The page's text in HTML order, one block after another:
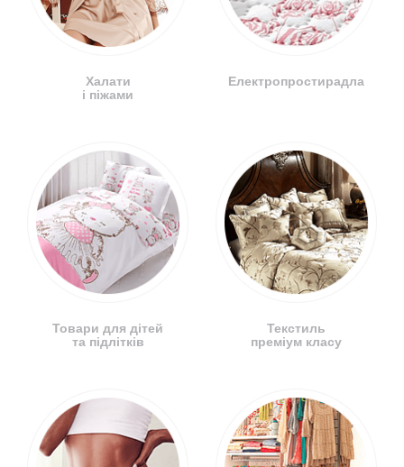
Халати
і піжами
Товари для дітей
та підлітків
Електропростирадла
Текстиль
преміум класу